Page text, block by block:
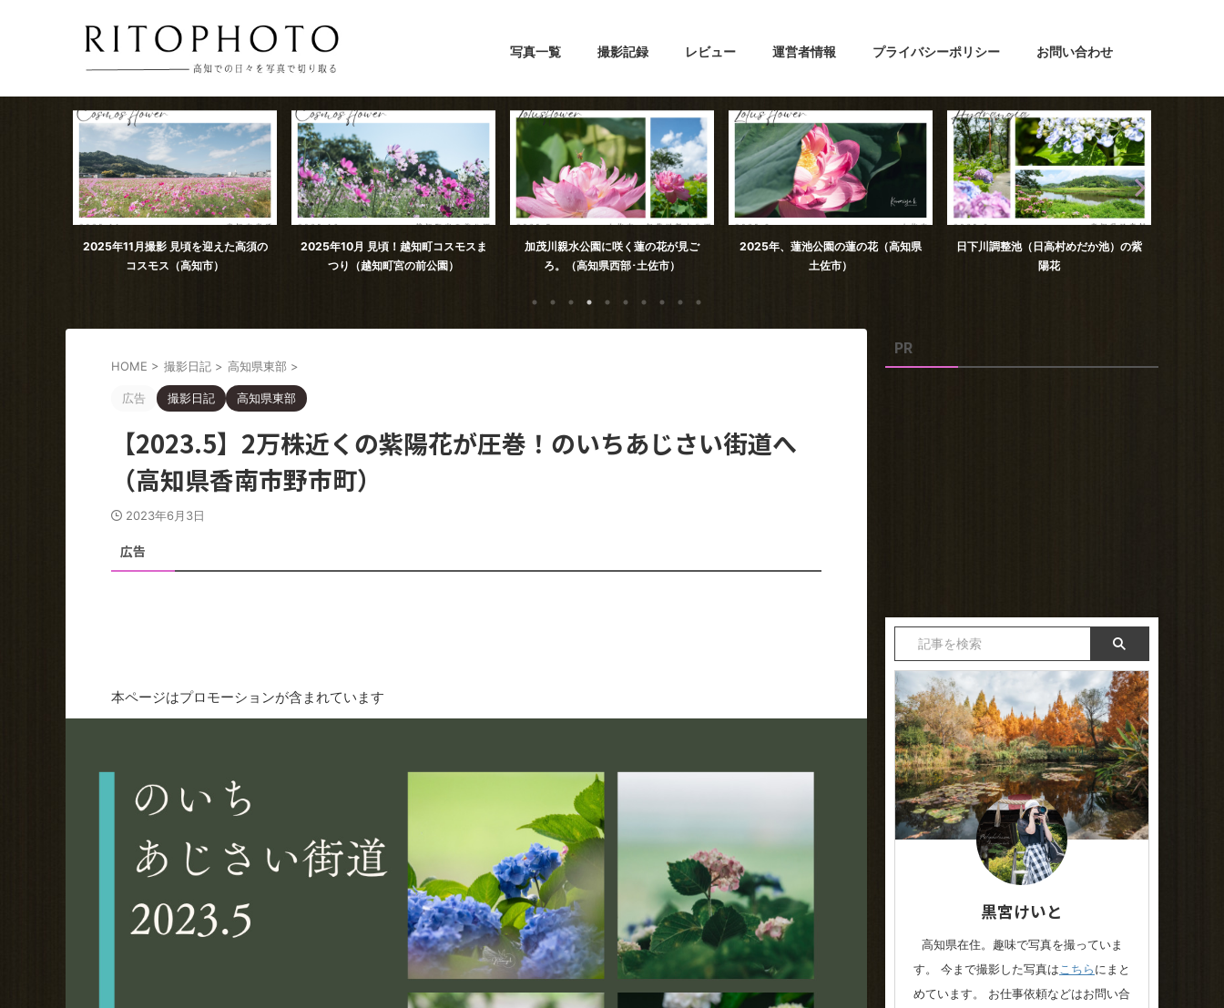
写真一覧 撮影記録 レビュー 運営者情報 プライバシーポリシー お問い合わせ
2025年11月撮影 見頃を迎えた高須の
コスモス（高知市）
2025年10月 見頃！越知町コスモスま
つり（越知町宮の前公園）
加茂川親水公園に咲く蓮の花が見ご
ろ。（高知県西部･土佐市）
2025年、蓮池公園の蓮の花（高知県
土佐市）
日下川調整池（日高村めだか池）の紫
陽花
HOME > 撮影日記 > 高知県東部 >
広告 撮影日記 高知県東部
【2023.5】2万株近くの紫陽花が圧巻！のいちあじさい街道へ
（高知県香南市野市町）
2023年6月3日
広告
本ページはプロモーションが含まれています
PR
黒宮けいと
高知県在住。趣味で写真を撮っていま
す。 今まで撮影した写真はこちら にまと
めています。 お仕事依頼などはお問い合